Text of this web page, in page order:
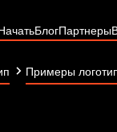
БлогПартнеры
Примеры